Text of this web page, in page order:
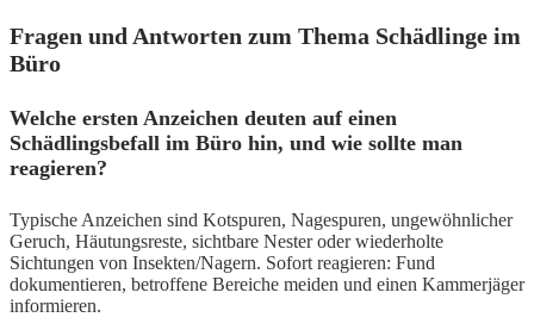
Fragen und Antworten zum Thema Schädlinge im
Büro
Welche ersten Anzeichen deuten auf einen
Schädlingsbefall im Büro hin, und wie sollte man
reagieren?
Typische Anzeichen sind Kotspuren, Nagespuren, ungewöhnlicher
Geruch, Häutungsreste, sichtbare Nester oder wiederholte
Sichtungen von Insekten/Nagern. Sofort reagieren: Fund
dokumentieren, betroffene Bereiche meiden und einen Kammerjäger
informieren.